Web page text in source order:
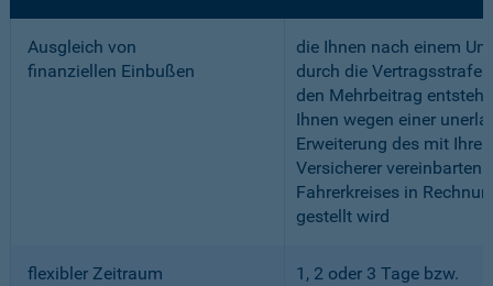
Ausgleich von
finanziellen Einbußen
die Ihnen nach einem
durch die Vertragsstrafe
den Mehrbeitrag
Ihnen wegen einer
Erweiterung des mit
Versicherer vereinbarten
Fahrerkreises in
gestellt wird
flexibler Zeitraum
1, 2 oder 3 Tage bzw.